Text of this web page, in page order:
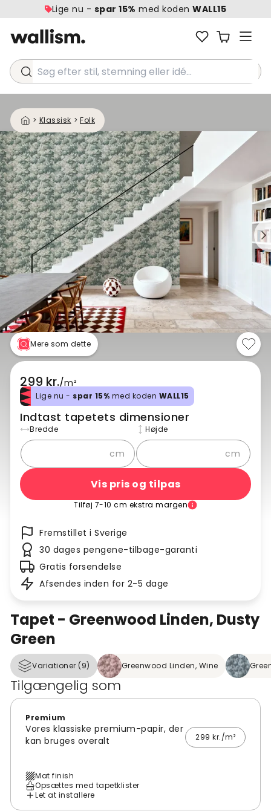
Lige nu - spar 15% med kodenWALL15
Søg efter stil, stemning eller idé...
> Klassisk > Folk
Tapet - Greenwood Linden, Dusty
Green
Variationer (9) Greenwood Linden, Wine
Tilgængelig som
Premium
Vores klassiske premium-papir, der
kan bruges overalt
299 kr./m²
Mat finish
Opsættes med tapetklister
Let at installere
Mere som dette
299 kr./m²
Lige nu - spar 15% med koden WALL15
Indtast tapetets dimensioner
Bredde
cm
Højde
cm
Vis pris og tilpas
Tilføj 7-10 cm ekstra margen
Fremstillet i Sverige
30 dages pengene-tilbage-garanti
Gratis forsendelse
Afsendes inden for 2-5 dage